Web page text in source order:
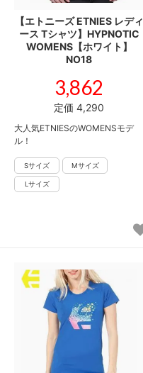
【エトニーズ ETNIES レディ
ース Tシャツ】HYPNOTIC
WOMENS【ホワイト】
NO18
3,862
定価 4,290
大人気ETNIESのWOMENSモデ
ル！